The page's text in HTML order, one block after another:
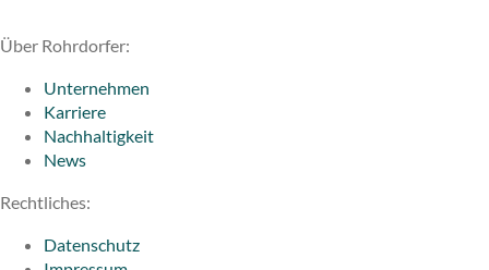
Über Rohrdorfer:
Unternehmen
Karriere
Nachhaltigkeit
News
Rechtliches:
Datenschutz